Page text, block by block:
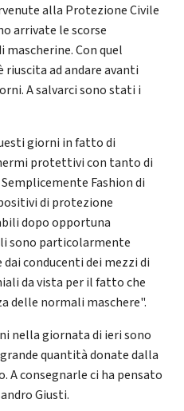
alla Protezione Civile
arrivate le scorse
Con quel
ad andare avanti
A salvarci sono stati i
giorni in fatto di
protettivi con tanto di
Fashion di
di protezione
dopo opportuna
sono particolarmente
conducenti dei mezzi di
da vista per il fatto che
delle normali maschere".
nella giornata di ieri sono
quantità donate dalla
A consegnarle ci ha pensato
Giusti.